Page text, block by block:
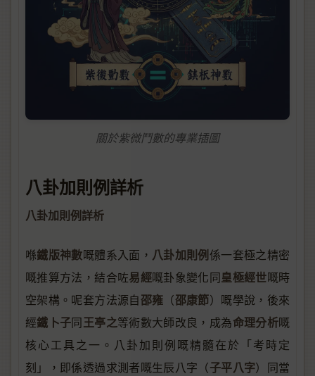
關於紫微鬥數的專業插圖
八卦加則例詳析
八卦加則例詳析
喺鐵版神數嘅體系入面， 八卦加則例係一套極之精密
嘅推算方法，結合咗易經嘅卦象變化同皇極經世嘅時
空架構。呢套方法源自邵雍 （邵康節）嘅學說，後來
經鐵卜子同王亭之等術數大師改良，成為命理分析嘅
核心工具之一。八卦加則例嘅精髓在於「考時定
刻」，即係透過求測者嘅生辰八字（子平八字）同當